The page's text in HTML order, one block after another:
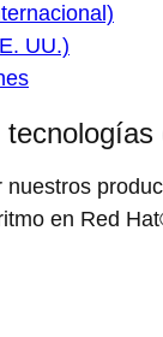
UU.)
tecnologías
nuestros
en Red